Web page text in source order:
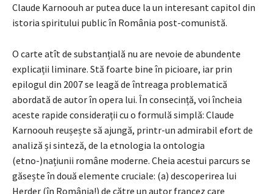
Claude Karnoouh ar putea duce la un interesant capitol din
istoria spiritului public în România post-comunistă.
O carte atît de substanțială nu are nevoie de abundente
explicații liminare. Stă foarte bine în picioare, iar prin
epilogul din 2007 se leagă de întreaga problematică
abordată de autor în opera lui. În consecință, voi încheia
aceste rapide considerații cu o formulă simplă: Claude
Karnoouh reușește să ajungă, printr-un admirabil efort de
analiză și sinteză, de la etnologia la ontologia
(etno-)națiunii române moderne. Cheia acestui parcurs se
găsește în două elemente cruciale: (a) descoperirea lui
Herder (în România!) de către un autor francez care